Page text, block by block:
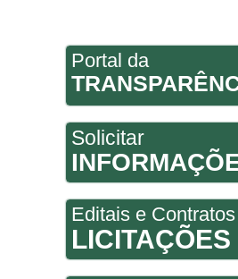
Portal da
Solicitar
Editais e
LICITAÇÕES